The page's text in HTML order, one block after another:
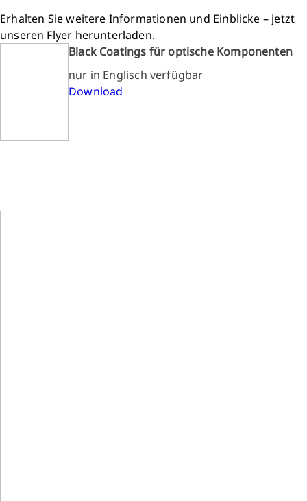
Erhalten Sie weitere Informationen und Einblicke – jetzt
unseren Flyer herunterladen.
Black Coatings für optische Komponenten
nur in Englisch verfügbar
Download